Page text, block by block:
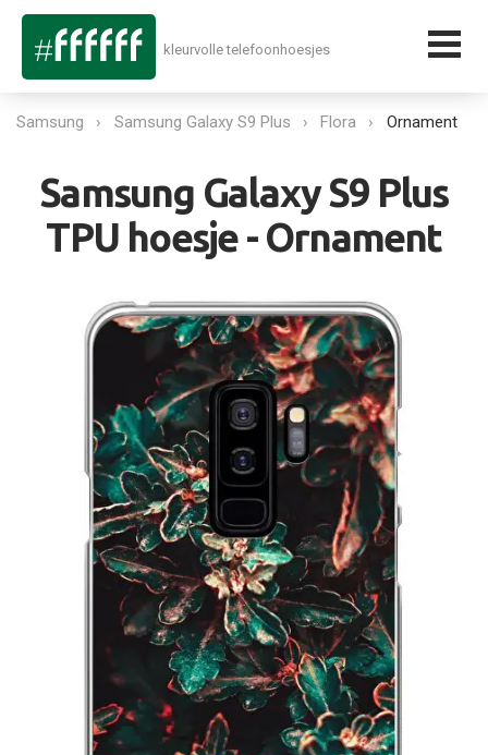
kleurvolle telefoonhoesjes
Samsung Samsung Galaxy S9 Plus Flora Ornament
Samsung Galaxy S9 Plus
TPU hoesje - Ornament